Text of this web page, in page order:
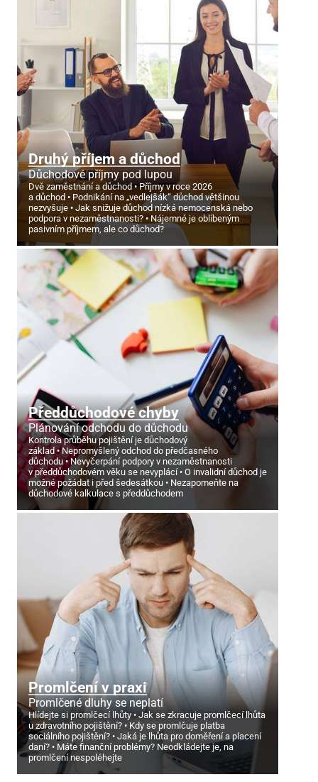
Druhý příjem a důchod
Důchodové příjmy pod lupou
Dvě zaměstnání a důchod
Příjmy v roce 2026
a důchod
Podnikání na „vedlejšák“ důchod většinou
nezvyšuje
Jak snižuje důchod nízká nemocenská nebo
podpora v nezaměstnanosti?
Nájemné je oblíbeným
pasivním příjmem, ale co důchod?
Předdůchodové chyby
Plánování odchodu do důchodu
Kontrola průběhu pojištění je důchodový
základ
Nepromyšlený odchod do předčasného
důchodu
Nevyčerpání podpory v nezaměstnanosti
v předdůchodovém věku se nevyplácí
O invalidní důchod je
možné požádat i před šedesátkou
Nezapomeňte na
důchodové kalkulace s předdůchodem
Promlčení v praxi
Promlčené dluhy se neplatí
Hlídejte si promlčecí lhůty
Jak se zkracuje promlčecí lhůta
u zdravotního pojištění?
Kdy se promlčuje platba
sociálního pojištění?
Jaká je lhůta pro doměření a placení
daní?
Máte finanční problémy? Neodkládejte je, na
promlčení nespoléhejte